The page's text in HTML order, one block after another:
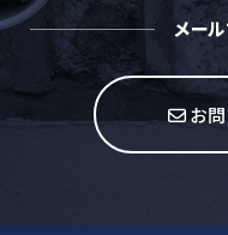
メー
お問
ログイン
ホームに戻る